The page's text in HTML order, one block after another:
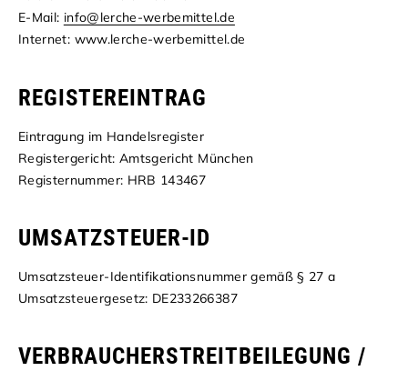
E-Mail: info@lerche-werbemittel.de
Internet: www.lerche-werbemittel.de
REGISTEREINTRAG
Eintragung im Handelsregister
Registergericht: Amtsgericht München
Registernummer: HRB 143467
UMSATZSTEUER-ID
Umsatzsteuer-Identifikationsnummer gemäß § 27 a
Umsatzsteuergesetz: DE233266387
VERBRAUCHER­­STREIT­­BEILEGUNG /